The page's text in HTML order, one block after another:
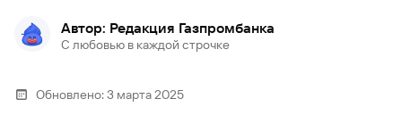
Автор: Редакция Газпромбанка
С любовью в каждой строчке
Обновлено:3 марта 2025